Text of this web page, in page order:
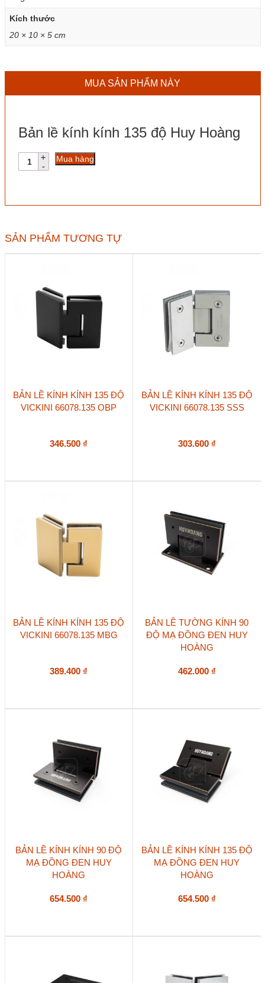
Kích thước
20 × 10 × 5 cm
MUA SẢN PHẨM NÀY
Bản lề kính kính 135 độ Huy Hoàng
Bản
lề
số
lượng
Mua hàng
SẢN PHẨM TƯƠNG TỰ
BẢN LỀ KÍNH KÍNH 135 ĐỘ
VICKINI 66078.135 OBP
346.500 ₫
BẢN LỀ KÍNH KÍNH 135 ĐỘ
VICKINI 66078.135 SSS
303.600 ₫
BẢN LỀ KÍNH KÍNH 135 ĐỘ
VICKINI 66078.135 MBG
389.400 ₫
BẢN LỀ TƯỜNG KÍNH 90
ĐỘ MẠ ĐỒNG ĐEN HUY
HOÀNG
462.000 ₫
BẢN LỀ KÍNH KÍNH 90 ĐỘ
MẠ ĐỒNG ĐEN HUY
HOÀNG
654.500 ₫
BẢN LỀ KÍNH KÍNH 135 ĐỘ
MẠ ĐỒNG ĐEN HUY
HOÀNG
654.500 ₫